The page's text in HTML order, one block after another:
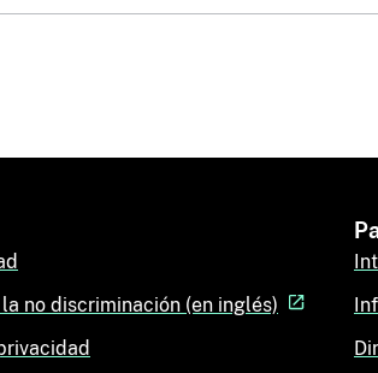
no discriminación (en inglés)